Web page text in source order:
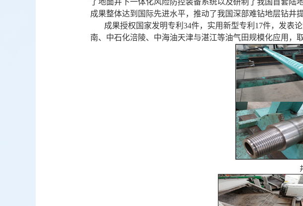
了地面井下一体化风险防控装备系统以及研制了我国首套陆
成果整体达到国际先进水平，推动了我国深部难钻地层钻井
成果授权国家发明专利34件，实用新型专利17件，发表
南、中石化涪陵、中海油天津与湛江等油气田规模化应用，